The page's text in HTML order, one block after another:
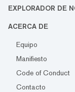
EXPLORADOR DE
ACERCA DE
Equipo
Manifiesto
Code of Conduct
Contacto